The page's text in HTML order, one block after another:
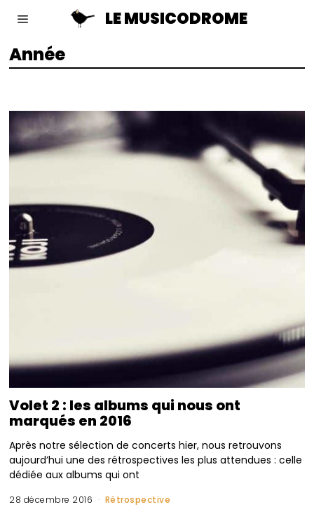
LE MUSICODROME
Année
Volet 2 : les albums qui nous ont
marqués en 2016
Après notre sélection de concerts hier, nous retrouvons
aujourd’hui une des rétrospectives les plus attendues : celle
dédiée aux albums qui ont
28 décembre 2016 Rétrospective